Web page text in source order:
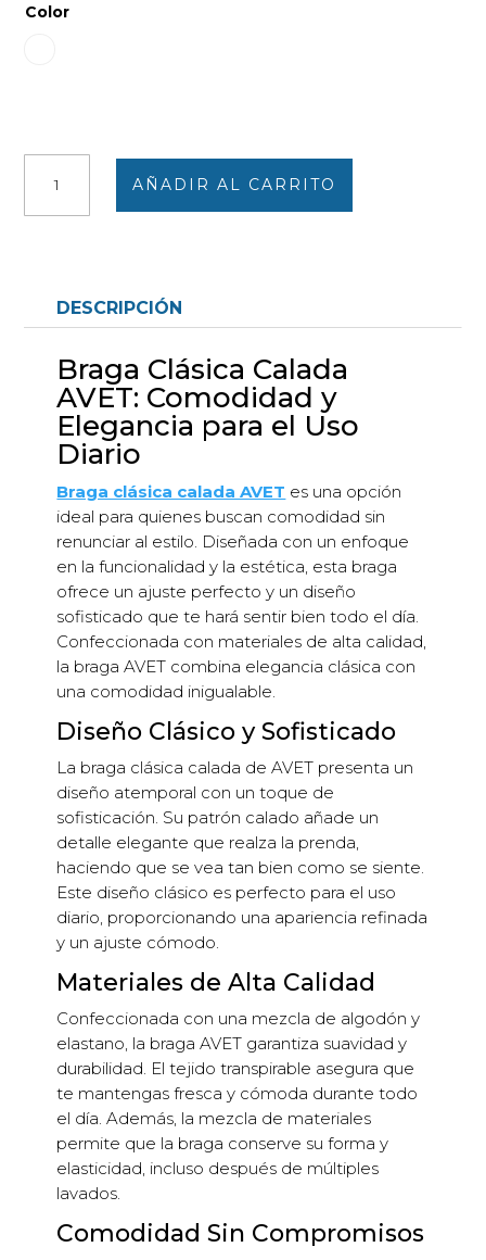
Color
clásica
calada
AÑADIR AL CARRITO
DESCRIPCIÓN
Braga Clásica Calada
AVET: Comodidad y
Elegancia para el Uso
Diario
Braga clásica calada AVET es una opción
ideal para quienes buscan comodidad sin
renunciar al estilo. Diseñada con un enfoque
en la funcionalidad y la estética, esta braga
ofrece un ajuste perfecto y un diseño
sofisticado que te hará sentir bien todo el día.
Confeccionada con materiales de alta calidad,
la braga AVET combina elegancia clásica con
una comodidad inigualable.
Diseño Clásico y Sofisticado
La braga clásica calada de AVET presenta un
diseño atemporal con un toque de
sofisticación. Su patrón calado añade un
detalle elegante que realza la prenda,
haciendo que se vea tan bien como se siente.
Este diseño clásico es perfecto para el uso
diario, proporcionando una apariencia refinada
y un ajuste cómodo.
Materiales de Alta Calidad
Confeccionada con una mezcla de algodón y
elastano, la braga AVET garantiza suavidad y
durabilidad. El tejido transpirable asegura que
te mantengas fresca y cómoda durante todo
el día. Además, la mezcla de materiales
permite que la braga conserve su forma y
elasticidad, incluso después de múltiples
lavados.
Comodidad Sin Compromisos